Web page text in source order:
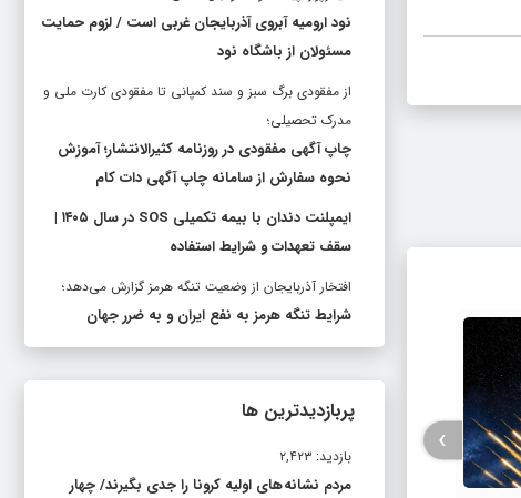
›
نود ارومیه آبروی آذربایجان غربی است / لزوم حمایت
مسئولان از باشگاه نود
از مفقودی برگ سبز و سند کمپانی تا مفقودی کارت ملی و
مدرک تحصیلی؛
چاپ آگهی مفقودی در روزنامه کثیرالانتشار؛ آموزش
نحوه سفارش از سامانه چاپ آگهی دات کام
ایمپلنت دندان با بیمه تکمیلی SOS در سال ۱۴۰۵ |
سقف تعهدات و شرایط استفاده
افتخار آذربایجان از وضعیت تنگه هرمز گزارش می‌دهد؛
شرایط تنگه هرمز به نفع ایران و به ضرر جهان
پربازدیدترین ها
بازدید: ۲,۴۲۳
مردم نشانه های اولیه کرونا را جدی بگیرند/ چهار